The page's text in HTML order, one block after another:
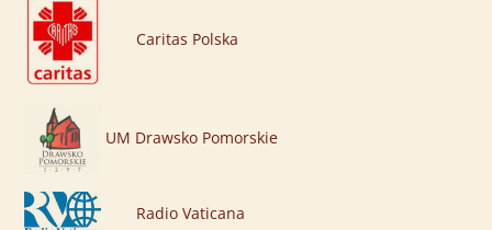
Caritas Polska
UM Drawsko Pomorskie
Radio Vaticana